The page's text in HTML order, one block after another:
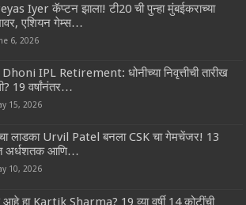
Iyer कॅप्टन झाला! टी20 ची पुन्हा मुंबईकराच्या
एशियन गेम्स…
6, 2026
IPL Retirement: धोनीच्या निवृत्तीची तारीख
19 वर्षांनंतर…
15, 2026
लाडका Urvil Patel बनला CSK चा गेमचेंजर! 13
अर्धशतक आणि…
10, 2026
हा Kartik Sharma? 19 व्या वर्षी 14 कोटींची